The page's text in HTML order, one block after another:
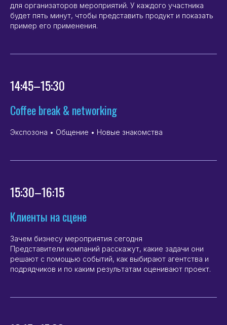
для организаторов мероприятий. У каждого участника
будет пять минут, чтобы представить продукт и показать
пример его применения.
14:45–15:30
Coffee break & networking
Экспозона • Общение • Новые знакомства
15:30–16:15
Клиенты на сцене
Зачем бизнесу мероприятия сегодня
Представители компаний расскажут, какие задачи они
решают с помощью событий, как выбирают агентства и
подрядчиков и по каким результатам оценивают проект.